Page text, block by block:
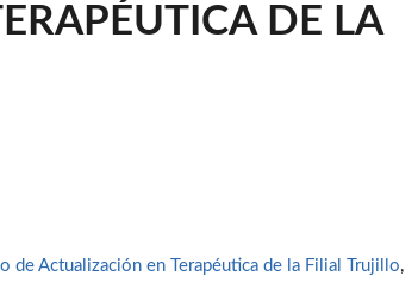
DE LA
de Actualización en Terapéutica de la Filial Trujillo,